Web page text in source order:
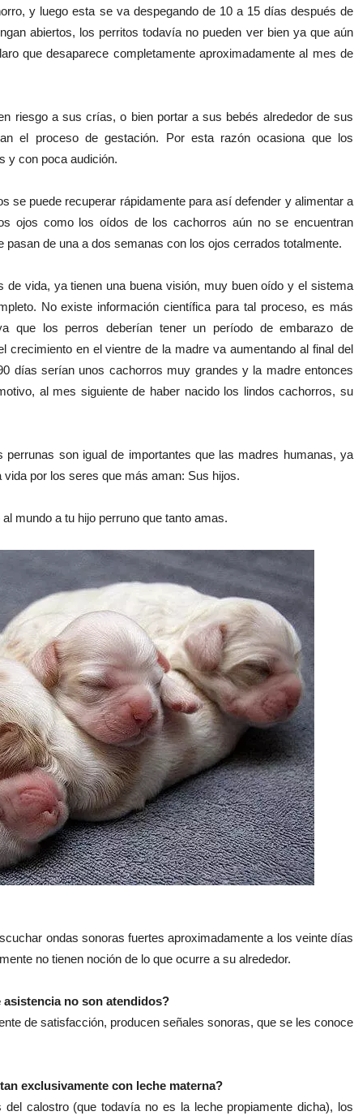
y luego esta se va despegando de 10 a 15 días después de
abiertos, los perritos todavía no pueden ver bien ya que aún
que desaparece completamente aproximadamente al mes de
riesgo a sus crías, o bien portar a sus bebés alrededor de sus
el proceso de gestación. Por esta razón ocasiona que los
y con poca audición.
se puede recuperar rápidamente para así defender y alimentar a
ojos como los oídos de los cachorros aún no se encuentran
pasan de una a dos semanas con los ojos cerrados totalmente.
de vida, ya tienen una buena visión, muy buen oído y el sistema
No existe información científica para tal proceso, es más
que los perros deberían tener un período de embarazo de
crecimiento en el vientre de la madre va aumentando al final del
días serían unos cachorros muy grandes y la madre entonces
al mes siguiente de haber nacido los lindos cachorros, su
son igual de importantes que las madres humanas, ya
por los seres que más aman: Sus hijos.
mundo a tu hijo perruno que tanto amas.
ondas sonoras fuertes aproximadamente a los veinte días
no tienen noción de lo que ocurre a su alrededor.
no son atendidos?
de satisfacción, producen señales sonoras, que se les conoce
exclusivamente con leche materna?
calostro (que todavía no es la leche propiamente dicha), los